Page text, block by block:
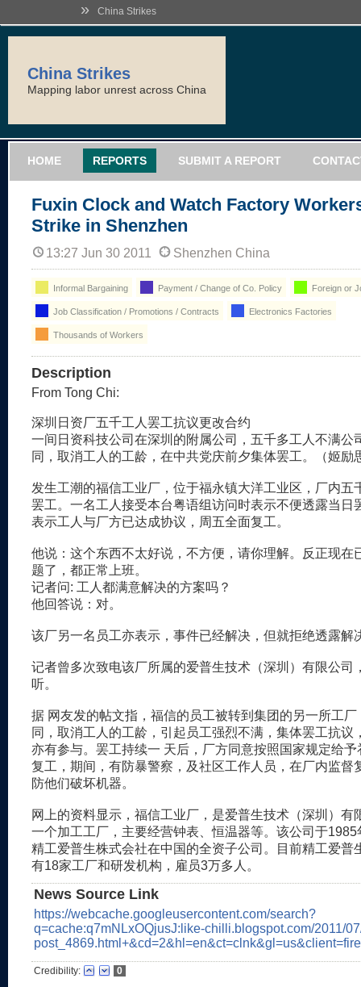
» China Strikes
China Strikes
Mapping labor unrest across China
HOME REPORTS SUBMIT A REPORT
Fuxin Clock and Watch Factory
Strike in Shenzhen
13:27 Jun 30 2011 Shenzhen China
Informal Bargaining Payment / Change of Co. Policy Foreign or
Job Classification / Promotions / Contracts Electronics Factories
Thousands of Workers
Description
From Tong Chi:
深圳日资厂五千工人罢工抗议更改合约
一间日资科技公司在深圳的附属公司，五千多工人不满公
同，取消工人的工龄，在中共党庆前夕集体罢工。（姬励
发生工潮的福信工业厂，位于福永镇大洋工业区，厂内五
罢工。一名工人接受本台粤语组访问时表示不便透露当日
表示工人与厂方已达成协议，周五全面复工。
他说：这个东西不太好说，不方便，请你理解。反正现在
题了，都正常上班。
记者问: 工人都满意解决的方案吗？
他回答说：对。
该厂另一名员工亦表示，事件已经解决，但就拒绝透露解
记者曾多次致电该厂所属的爱普生技术（深圳）有限公司
听。
据 网友发的帖文指，福信的员工被转到集团的另一所工厂
同，取消工人的工龄，引起员工强烈不满，集体罢工抗议
亦有参与。罢工持续一 天后，厂方同意按照国家规定给
复工，期间，有防暴警察，及社区工作人员，在厂内监督
防他们破坏机器。
网上的资料显示，福信工业厂，是爱普生技术（深圳）有
一个加工工厂，主要经营钟表、恒温器等。该公司于
精工爱普生株式会社在中国的全资子公司。目前精工爱普
有18家工厂和研发机构，雇员3万多人。
News Source Link
https://webcache.googleusercontent.com/search?
q=cache:q7mNLxOQjusJ:like-chilli.blogspot.com/2011/
Credibility: 0